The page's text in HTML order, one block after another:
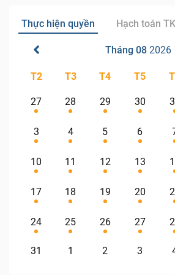
Thực hiện quyền Hạch toán
Tháng 08 2026
T2 T3 T4 T5
27 28 29 30
3 4 5 6
10 11 12 13
17 18 19 20
24 25 26 27
31 1 2 3